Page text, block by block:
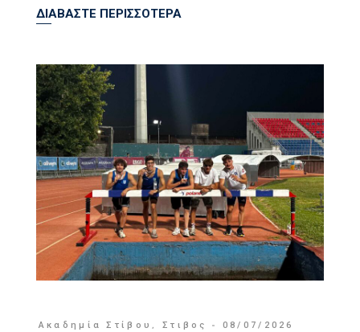
ΔΙΑΒΑΣΤΕ ΠΕΡΙΣΣΟΤΕΡΑ
Ακαδημία Στίβου , Στιβος 08/07/2026